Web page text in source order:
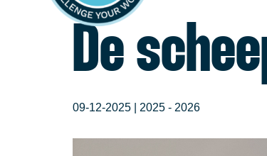
De
09-12-2025 | 2025 - 2026